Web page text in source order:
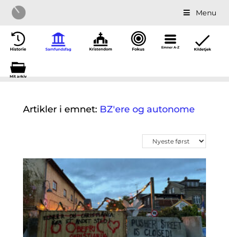
Menu
Mit arkiv
Artikler i emnet: BZ'ere og autonome